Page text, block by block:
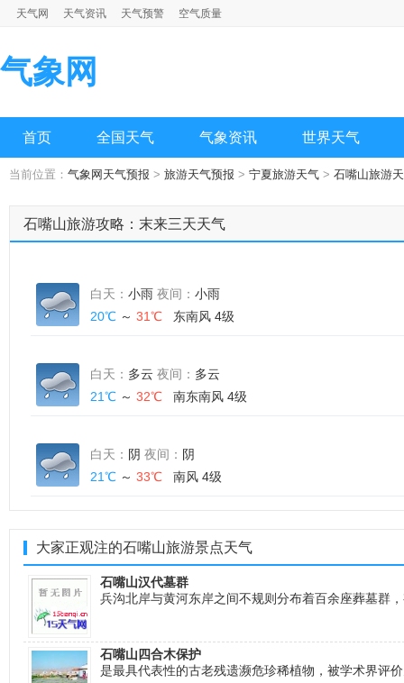
天气网 天气资讯 天气预警 空气质量
气象网
首页 全国天气 气象资讯 世界天气
当前位置： 气象网天气预报 > 旅游天气预报 > 宁夏旅游天气 > 石嘴山旅游
石嘴山旅游攻略：末来三天天气
白天： 小雨 夜间： 小雨
20℃ ～ 31℃ 东南风 4级
白天： 多云 夜间： 多云
21℃ ～ 32℃ 南东南风 4级
白天： 阴 夜间： 阴
21℃ ～ 33℃ 南风 4级
大家正观注的石嘴山旅游景点天气
石嘴山汉代墓群
兵沟北岸与黄河东岸之间不规则分布着百余座葬墓群
石嘴山四合木保护
是最具代表性的古老残遗濒危珍稀植物，被学术界评